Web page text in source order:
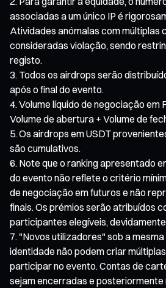
associadas a um único IP é
Atividades anómalas com múltiplas
consideradas violação, sendo
registo.
Todos os airdrops serão
após o final do evento.
Volume líquido de negociação em
Volume de abertura + Volume de
Os airdrops em USDT
são cumulativos.
Note que o ranking apresentado
do evento não reflete o critério
de negociação em futuros e não
finais. Os prémios serão atribuídos
participantes elegíveis,
"Novos utilizadores" sob a
identidade não podem criar
participar no evento. Contas de
sejam encerradas e